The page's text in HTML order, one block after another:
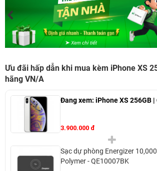
Ưu đãi hấp dẫn khi mua kèm iPhone XS
hãng VN/A
Đang xem: iPhone XS 256GB
3.900.000 đ
Sạc dự phòng Energizer
Polymer - QE10007BK